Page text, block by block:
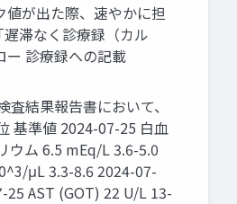
が出た際、速やかに担
滞なく診療録（カル
ー 診療録への記載
結果報告書において、
基準値 2024-07-25 白血
ウム 6.5 mEq/L 3.6-5.0
μL 3.3-8.6 2024-07-
AST (GOT) 22 U/L 13-